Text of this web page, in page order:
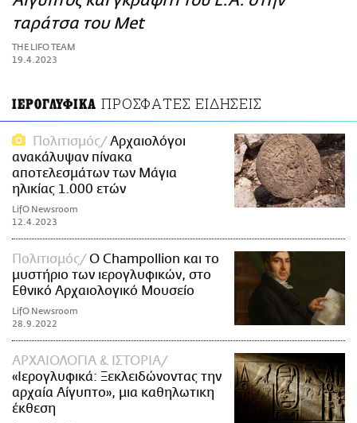
ΑΜΠΑ
PRINT
ταράτσα του Met
THE LIFO TEAM
19.4.2023
ΙΕΡΟΓΛΥΦΙΚΑ ΠΡΟΣΦΑΤΕΣ ΕΙΔΗΣΕΙΣ
Πολιτισμός
Αρχαιολόγοι
ανακάλυψαν πίνακα
αποτελεσμάτων των Μάγια
ηλικίας 1.000 ετών
LifO Newsroom
12.4.2023
Πολιτισμός
Ο Champollion και το
μυστήριο των ιερογλυφικών, στο
Εθνικό Αρχαιολογικό Μουσείο
LifO Newsroom
28.9.2022
ΑΡΧΑΙΟΛΟΓΙΑ & ΙΣΤΟΡΙΑ
«Ιερογλυφικά: Ξεκλειδώνοντας την
αρχαία Αίγυπτο», μια καθηλωτικη
έκθεση